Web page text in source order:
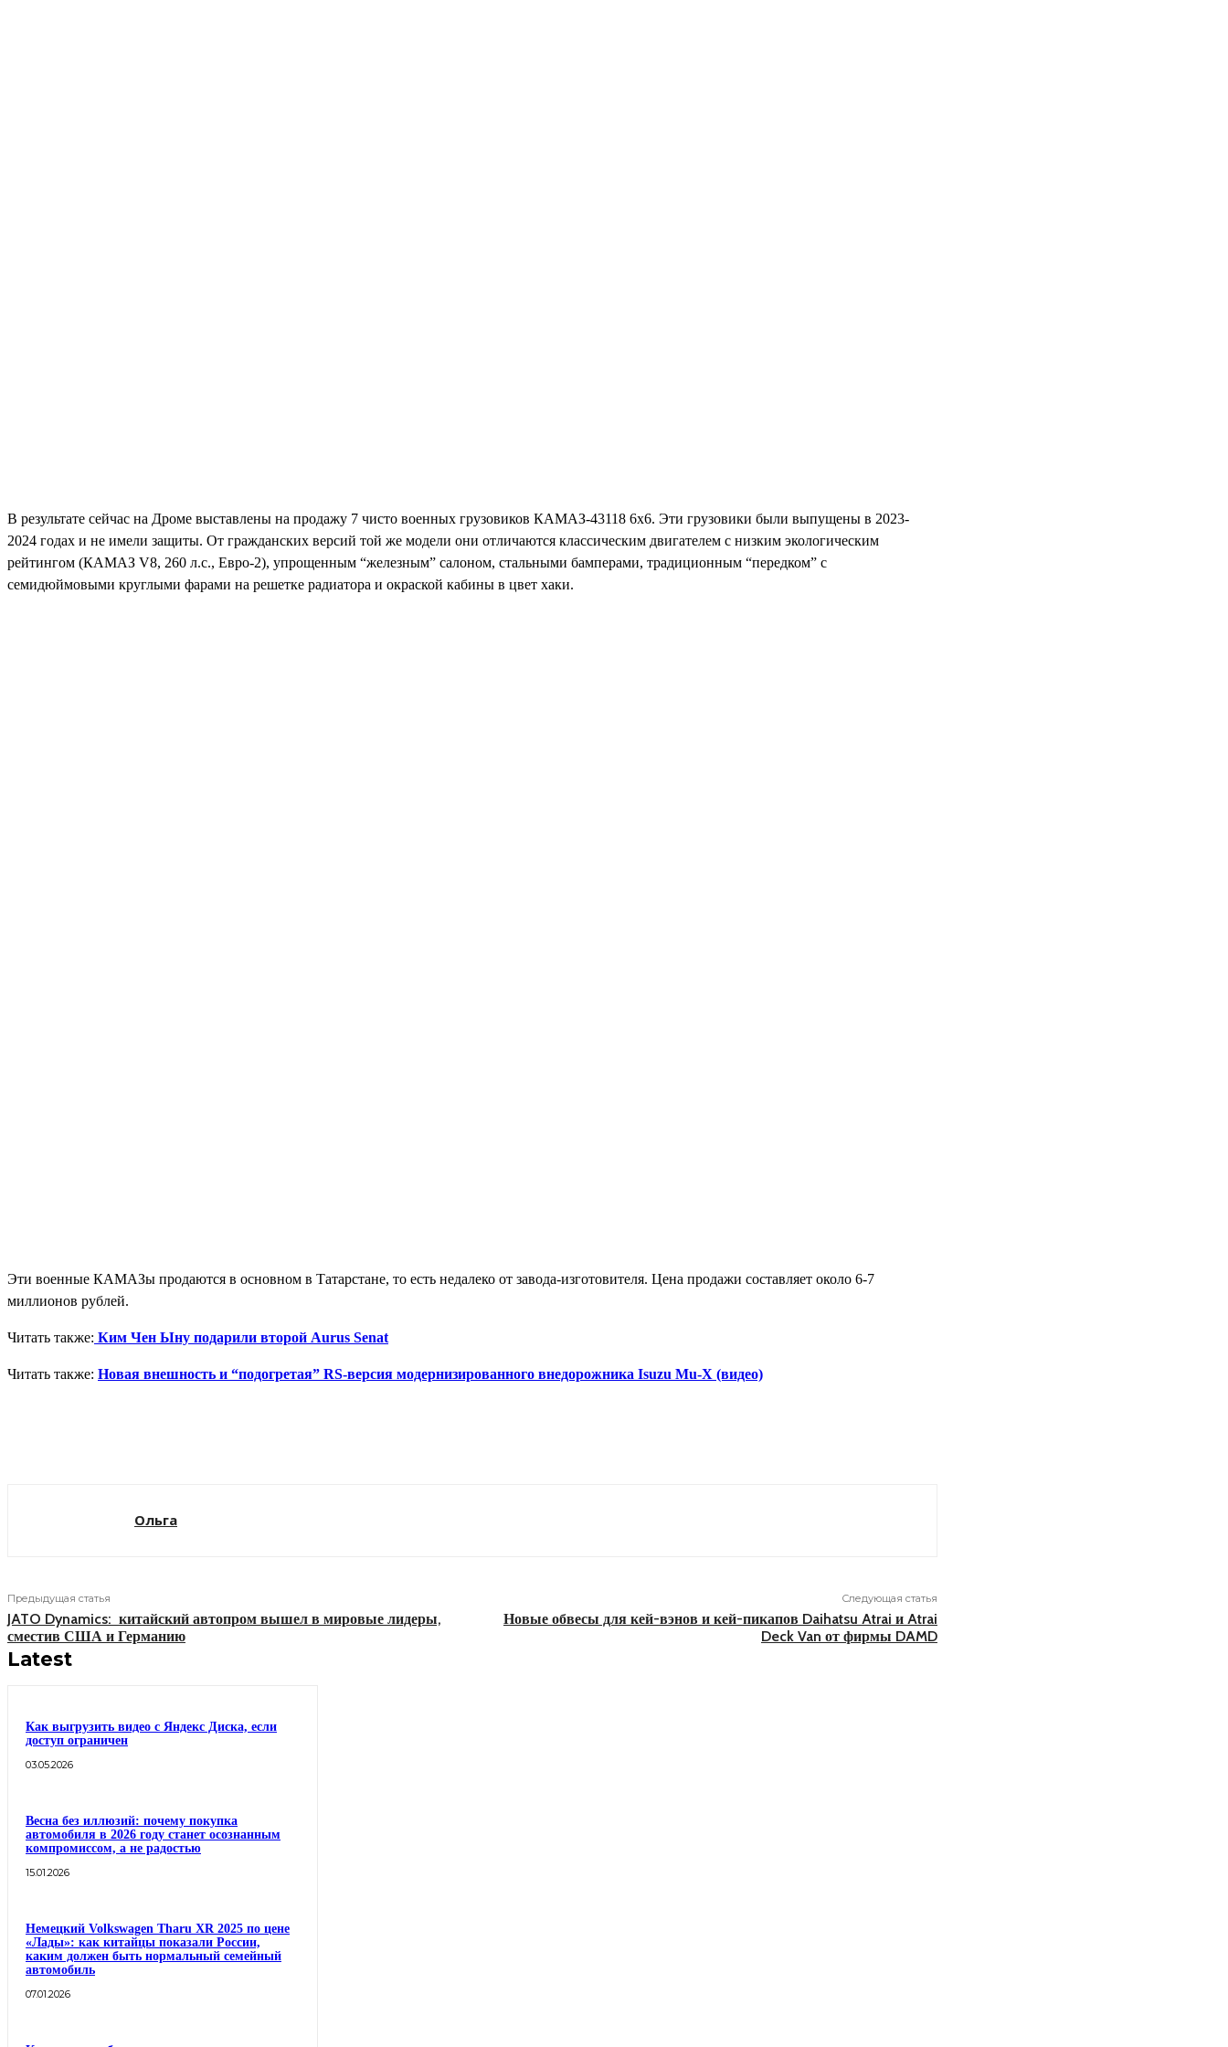
В результате сейчас на Дроме выставлены на продажу 7 чисто военных грузовиков КАМАЗ-43118 6х6. Эти грузовики были выпущены в 2023-
2024 годах и не имели защиты. От гражданских версий той же модели они отличаются классическим двигателем с низким экологическим
рейтингом (КАМАЗ V8, 260 л.с., Евро-2), упрощенным “железным” салоном, стальными бамперами, традиционным “передком” с
семидюймовыми круглыми фарами на решетке радиатора и окраской кабины в цвет хаки.
Эти военные КАМАЗы продаются в основном в Татарстане, то есть недалеко от завода-изготовителя. Цена продажи составляет около 6-7
миллионов рублей.
Читать также: Ким Чен Ыну подарили второй Aurus Senat
Читать также: Новая внешность и “подогретая” RS-версия модернизированного внедорожника Isuzu Mu-X (видео)
Ольга
Предыдущая статья
JATO Dynamics: китайский автопром вышел в мировые лидеры,
сместив США и Германию
Следующая статья
Новые обвесы для кей-вэнов и кей-пикапов Daihatsu Atrai и Atrai
Deck Van от фирмы DAMD
Latest
Как выгрузить видео с Яндекс Диска, если
доступ ограничен
03.05.2026
Весна без иллюзий: почему покупка
автомобиля в 2026 году станет осознанным
компромиссом, а не радостью
15.01.2026
Немецкий Volkswagen Tharu XR 2025 по цене
«Лады»: как китайцы показали России,
каким должен быть нормальный семейный
автомобиль
07.01.2026